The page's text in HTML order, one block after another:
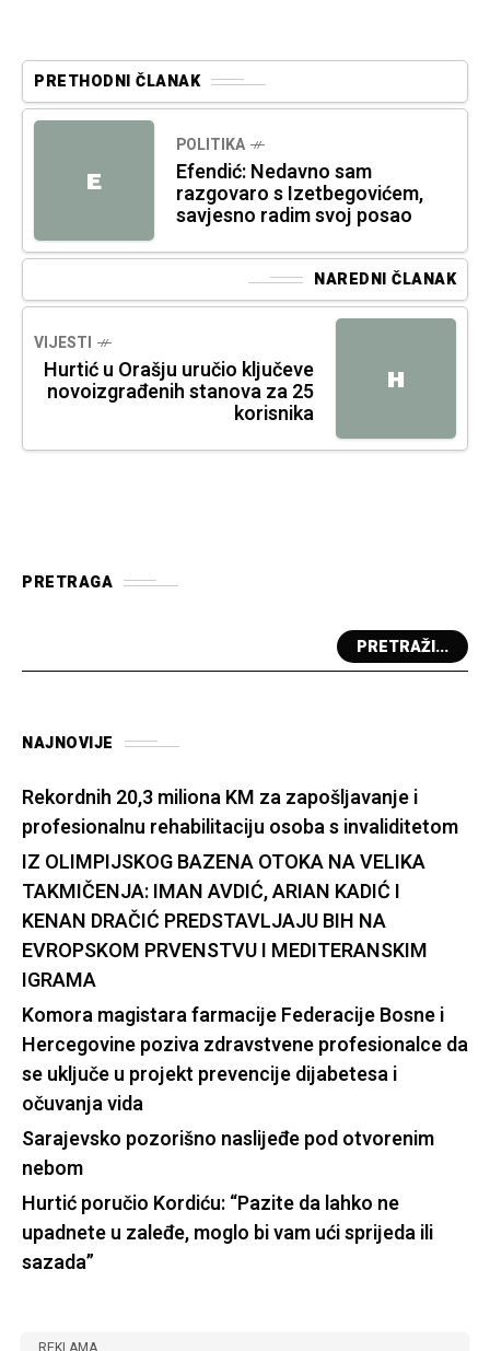
PRETHODNI ČLANAK
E
POLITIKA
Efendić: Nedavno sam
razgovaro s Izetbegovićem,
savjesno radim svoj posao
NAREDNI ČLANAK
H
VIJESTI
Hurtić u Orašju uručio ključeve
novoizgrađenih stanova za 25
korisnika
PRETRAGA
PRETRAŽI...
NAJNOVIJE
Rekordnih 20,3 miliona KM za zapošljavanje i
profesionalnu rehabilitaciju osoba s invaliditetom
IZ OLIMPIJSKOG BAZENA OTOKA NA VELIKA
TAKMIČENJA: IMAN AVDIĆ, ARIAN KADIĆ I
KENAN DRAČIĆ PREDSTAVLJAJU BIH NA
EVROPSKOM PRVENSTVU I MEDITERANSKIM
IGRAMA
Komora magistara farmacije Federacije Bosne i
Hercegovine poziva zdravstvene profesionalce da
se uključe u projekt prevencije dijabetesa i
očuvanja vida
Sarajevsko pozorišno naslijeđe pod otvorenim
nebom
Hurtić poručio Kordiću: “Pazite da lahko ne
upadnete u zaleđe, moglo bi vam ući sprijeda ili
sazada”